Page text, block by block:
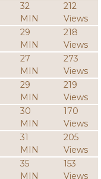
32
MIN
212
Views
29
MIN
218
Views
27
MIN
273
Views
29
MIN
219
Views
30
MIN
170
Views
31
MIN
205
Views
35
MIN
153
Views